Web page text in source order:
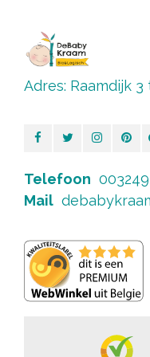
Adres: Raamdijk
Telefoon
Mail